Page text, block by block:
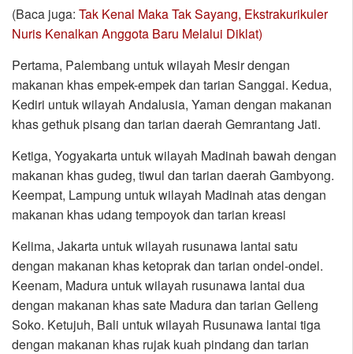
(Baca juga: Tak Kenal Maka Tak Sayang, Ekstrakurikuler
Nuris Kenalkan Anggota Baru Melalui Diklat)
Pertama, Palembang untuk wilayah Mesir dengan
makanan khas empek-empek dan tarian Sanggai. Kedua,
Kediri untuk wilayah Andalusia, Yaman dengan makanan
khas gethuk pisang dan tarian daerah Gemrantang Jati.
Ketiga, Yogyakarta untuk wilayah Madinah bawah dengan
makanan khas gudeg, tiwul dan tarian daerah Gambyong.
Keempat, Lampung untuk wilayah Madinah atas dengan
makanan khas udang tempoyok dan tarian kreasi
Kelima, Jakarta untuk wilayah rusunawa lantai satu
dengan makanan khas ketoprak dan tarian ondel-ondel.
Keenam, Madura untuk wilayah rusunawa lantai dua
dengan makanan khas sate Madura dan tarian Gelleng
Soko. Ketujuh, Bali untuk wilayah Rusunawa lantai tiga
dengan makanan khas rujak kuah pindang dan tarian